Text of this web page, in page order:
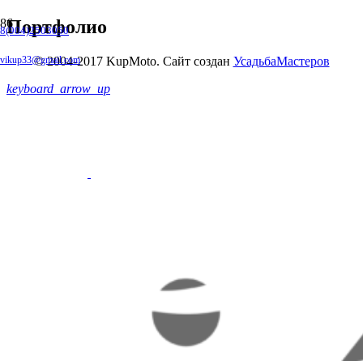
8(904)2503050
vikup33@gmail.com
Портфолио
© 2004-2017 KupMoto. Сайт создан УсадьбаМастеров
keyboard_arrow_up